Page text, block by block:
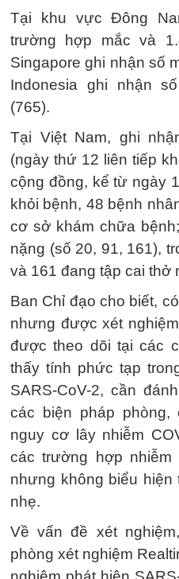
Tại khu vực Đông
trường hợp mắc và
Singapore ghi nhận số
Indonesia ghi nhận
(765).
Tại Việt Nam, ghi
(ngày thứ 12 liên tiếp
cộng đồng, kể từ ngày
khỏi bệnh, 48 bệnh
cơ sở khám chữa
nặng (số 20, 91, 161),
và 161 đang tập cai thở
Ban Chỉ đạo cho biết,
nhưng được xét
được theo dõi tại các
thấy tính phức tạp
SARS-CoV-2, cần
các biện pháp phòng,
nguy cơ lây nhiễm
các trường hợp nhiễm
nhưng không biểu
nhẹ.
Về vấn đề xét
phòng xét nghiệm